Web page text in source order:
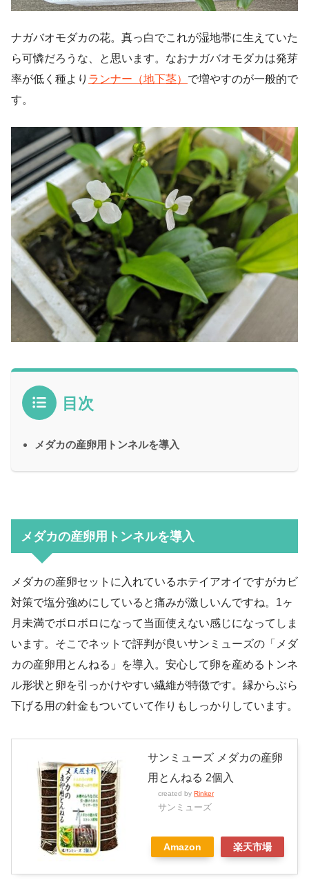
ナガバオモダカの花。真っ白でこれが湿地帯に生えていた
ら可憐だろうな、と思います。なおナガバオモダカは発芽
率が低く種より ランナー（地下茎） で増やすのが一般的で
す。
目次
メダカの産卵用トンネルを導入
メダカの産卵用トンネルを導入
メダカの産卵セットに入れているホテイアオイですがカビ
対策で塩分強めにしていると痛みが激しいんですね。1ヶ
月未満でボロボロになって当面使えない感じになってしま
います。そこでネットで評判が良いサンミューズの「メダ
カの産卵用とんねる」を導入。安心して卵を産めるトンネ
ル形状と卵を引っかけやすい繊維が特徴です。縁からぶら
下げる用の針金もついていて作りもしっかりしています。
サンミューズ メダカの産卵
用とんねる 2個入
created by Rinker
サンミューズ
Amazon 楽天市場